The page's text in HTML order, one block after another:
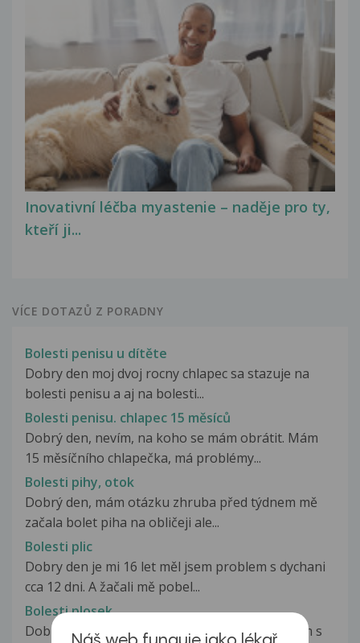
Inovativní léčba myastenie – naděje pro ty,
kteří ji...
VÍCE DOTAZŮ Z PORADNY
Bolesti penisu u dítěte
Dobry den moj dvoj rocny chlapec sa stazuje na
bolesti penisu a aj na bolesti...
Bolesti penisu. chlapec 15 měsíců
Dobrý den, nevím, na koho se mám obrátit. Mám
15 měsíčního chlapečka, má problémy...
Bolesti pihy, otok
Dobrý den, mám otázku zhruba před týdnem mě
začala bolet piha na obličeji ale...
Bolesti plic
Dobry den je mi 16 let měl jsem problem s dychani
cca 12 dni. A žačali mě pobel...
Bolesti plosek
Dobrý den, pár dní nazpět jsem tu psal problém s